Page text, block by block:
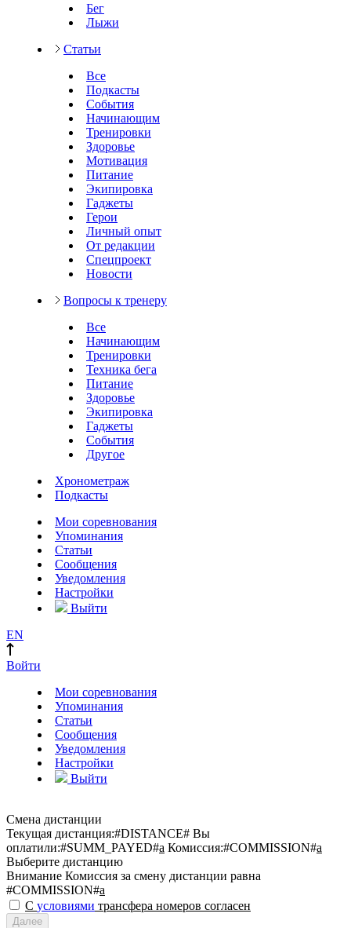
Бег
Лыжи
Статьи
Все
Подкасты
События
Начинающим
Тренировки
Здоровье
Мотивация
Питание
Экипировка
Гаджеты
Герои
Личный опыт
От редакции
Спецпроект
Новости
Вопросы к тренеру
Все
Начинающим
Тренировки
Техника бега
Питание
Здоровье
Экипировка
Гаджеты
События
Другое
Хронометраж
Подкасты
Мои соревнования
Упоминания
Статьи
Сообщения
Уведомления
Настройки
Выйти
EN
Войти
Мои соревнования
Упоминания
Статьи
Сообщения
Уведомления
Настройки
Выйти
Смена дистанции
Текущая дистанция:#DISTANCE# Вы
оплатили:#SUMM_PAYED#a Комиссия:#COMMISSION#a
Выберите дистанцию
Внимание Комиссия за смену дистанции равна
#COMMISSION#a
С условиями трансфера номеров согласен
Далее